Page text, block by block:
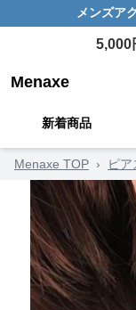
メンズア
5,000
Menaxe
新着商品
Menaxe TOP › ピア